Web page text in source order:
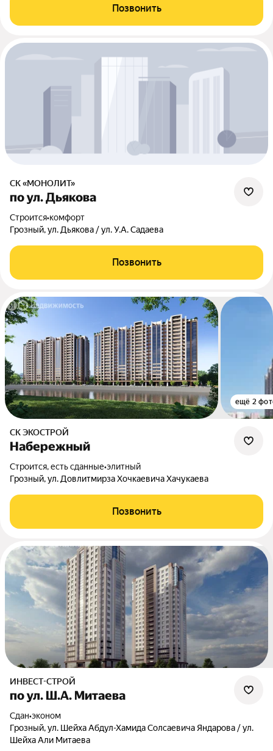
Позвонить
СК «МОНОЛИТ»
по ул. Дьякова
Строится•комфорт
Грозный, ул. Дьякова / ул. У.А. Садаева
Позвонить
ещё 2
СК ЭКОСТРОЙ
Набережный
Строится, есть сданные•элитный
Грозный, ул. Довлитмирза Хочкаевича Хачукаева
Позвонить
ИНВЕСТ-СТРОЙ
по ул. Ш.А. Митаева
Сдан•эконом
Грозный, ул. Шейха Абдул-Хамида Солсаевича Яндарова / ул.
Шейха Али Митаева